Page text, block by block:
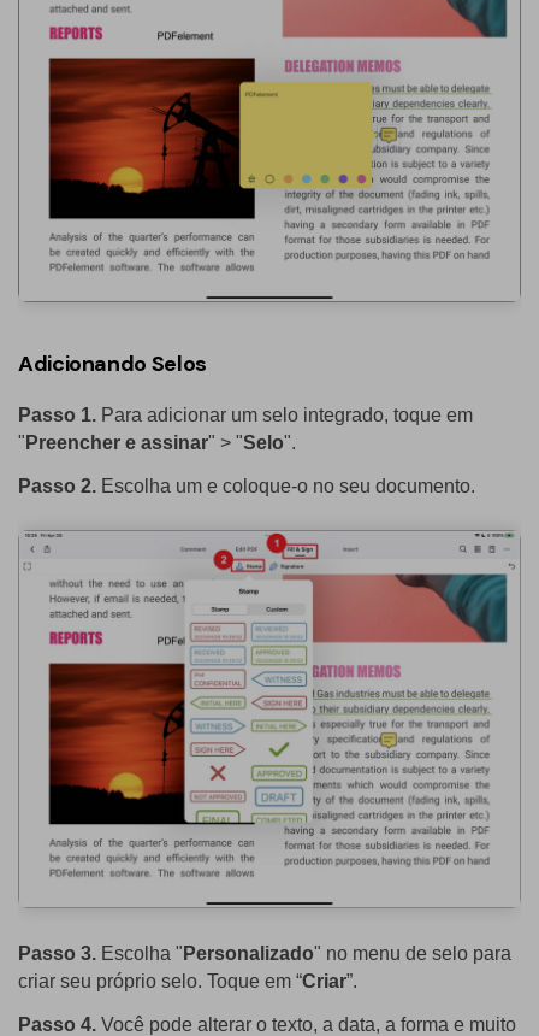
Adicionando Selos
Passo 1. Para adicionar um selo integrado, toque em
" Preencher e assinar" > "Selo".
Passo 2. Escolha um e coloque-o no seu documento.
Passo 3. Escolha " Personalizado" no menu de selo para
criar seu próprio selo. Toque em “Criar”.
Passo 4. Você pode alterar o texto, a data, a forma e muito